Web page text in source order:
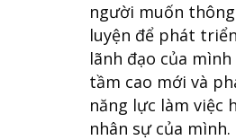
người muốn
luyện để phát
lãnh đạo của
tầm cao mới và
năng lực làm việc
nhân sự của mình.